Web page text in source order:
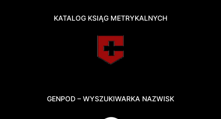
KATALOG KSIĄG METRYKALNYCH
GENPOD – WYSZUKIWARKA NAZWISK